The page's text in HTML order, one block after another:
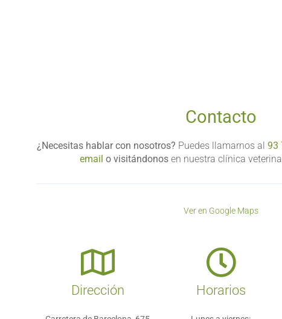
Contacto
¿Necesitas hablar con nosotros? Puedes llamarnos al 93
email o visitándonos en nuestra clínica
Ver en Google Maps
Dirección Horarios